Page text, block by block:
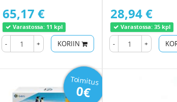
65,17 €
Varastossa: 11 kpl
- + KORIIN
28,94 €
Varastossa: 35 kpl
- +
Toimitus
0€